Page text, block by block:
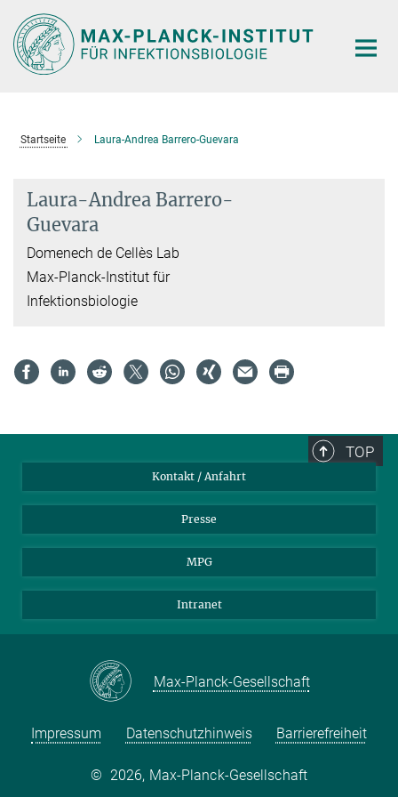
Hauptinhalt
Startseite Laura-Andrea Barrero-Guevara
Laura-Andrea Barrero-
Guevara
Domenech de Cellès Lab
Max-Planck-Institut für
Infektionsbiologie
TOP
Kontakt / Anfahrt
Presse
MPG
Intranet
Max-Planck-Gesellschaft
Impressum Datenschutzhinweis Barrierefreiheit
© 2026, Max-Planck-Gesellschaft